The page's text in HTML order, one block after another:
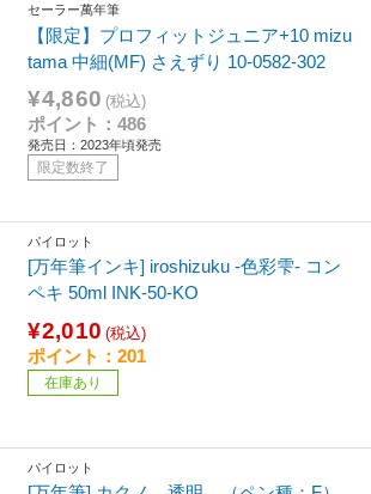
セーラー萬年筆
【限定】プロフィットジュニア+10 mizu
tama 中細(MF) さえずり 10-0582-302
¥4,860 (税込)
ポイント：486
発売日：2023年頃発売
限定数終了
パイロット
[万年筆インキ] iroshizuku ‐色彩雫- コン
ペキ 50ml INK-50-KO
¥2,010 (税込)
ポイント：201
在庫あり
パイロット